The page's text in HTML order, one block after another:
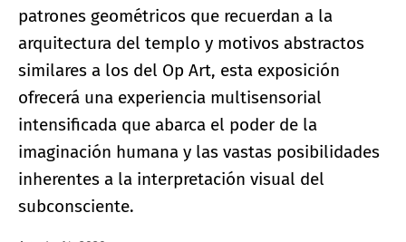
patrones geométricos que recuerdan a la
arquitectura del templo y motivos abstractos
similares a los del Op Art, esta exposición
ofrecerá una experiencia multisensorial
intensificada que abarca el poder de la
imaginación humana y las vastas posibilidades
inherentes a la interpretación visual del
subconsciente.